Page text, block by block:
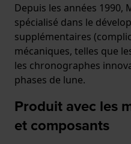
Depuis les années 1990,
spécialisé dans le
supplémentaires
mécaniques, telles que
les chronographes
phases de lune.
Produit avec les
et composants